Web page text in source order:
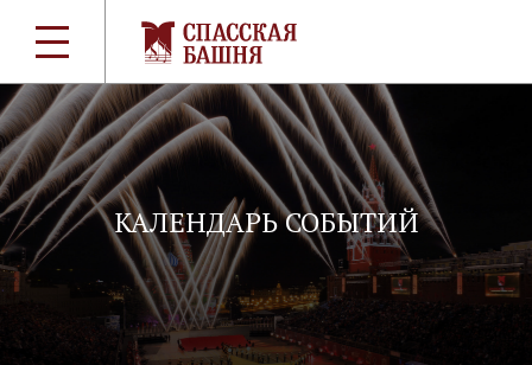
КАЛЕНДАРЬ СОБЫТИЙ